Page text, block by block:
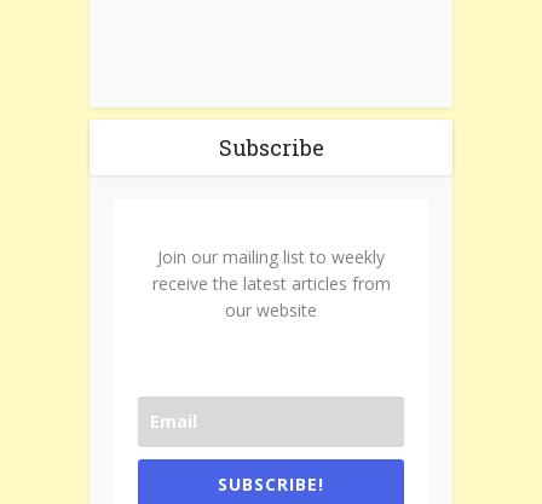
Subscribe
Join our mailing list to weekly
receive the latest articles from
our website
SUBSCRIBE!